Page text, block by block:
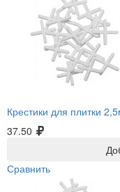
Крестики для плитки
37.50
Сравнить